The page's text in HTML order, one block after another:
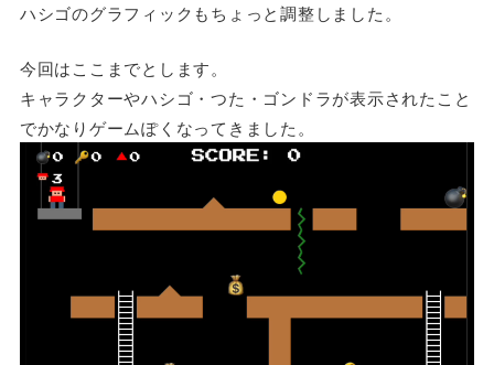
ハシゴのグラフィックもちょっと調整しました。
今回はここまでとします。
キャラクターやハシゴ・つた・ゴンドラが表示されたこと
でかなりゲームぽくなってきました。